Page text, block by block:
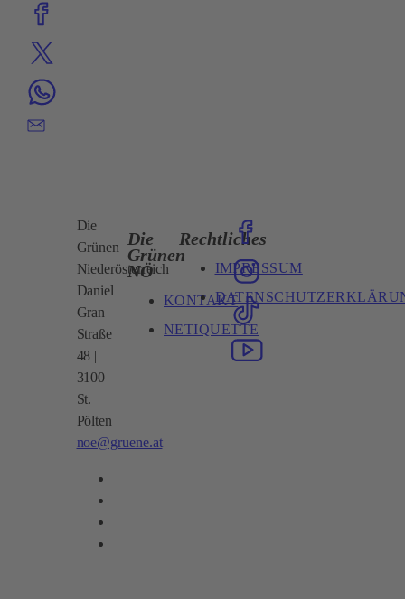
Die
Grünen
Niederösterreich
Daniel
Gran
Straße
48 |
3100
St.
Pölten
noe@gruene.at
Die
Grünen
NÖ
KONTAKT
NETIQUETTE
Rechtliches
IMPRESSUM